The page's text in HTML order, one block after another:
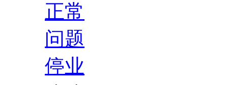
正常
问题
停业